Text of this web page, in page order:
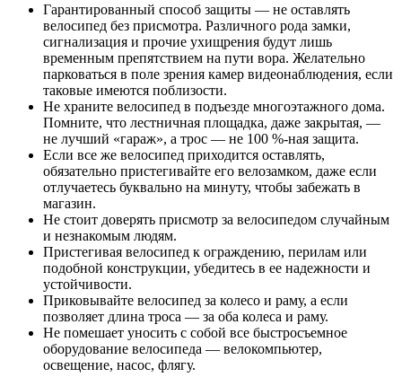
Гарантированный способ защиты — не оставлять
велосипед без присмотра. Различного рода замки,
сигнализация и прочие ухищрения будут лишь
временным препятствием на пути вора. Желательно
парковаться в поле зрения камер видеонаблюдения, если
таковые имеются поблизости.
Не храните велосипед в подъезде многоэтажного дома.
Помните, что лестничная площадка, даже закрытая, —
не лучший «гараж», а трос — не 100 %-ная защита.
Если все же велосипед приходится оставлять,
обязательно пристегивайте его велозамком, даже если
отлучаетесь буквально на минуту, чтобы забежать в
магазин.
Не стоит доверять присмотр за велосипедом случайным
и незнакомым людям.
Пристегивая велосипед к ограждению, перилам или
подобной конструкции, убедитесь в ее надежности и
устойчивости.
Приковывайте велосипед за колесо и раму, а если
позволяет длина троса — за оба колеса и раму.
Не помешает уносить с собой все быстросъемное
оборудование велосипеда — велокомпьютер,
освещение, насос, флягу.